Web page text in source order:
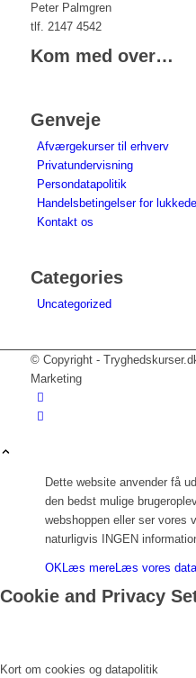
Peter Palmgren
tlf. 2147 4542
Kom med over…
Genveje
Afværgekurser til erhverv
Privatundervisning
Persondatapolitik
Handelsbetingelser for
Kontakt os
Categories
Uncategorized
© Copyright -
Marketing
Dette website anvender få
den bedst mulige
webshoppen eller ser vores
naturligvis INGEN
OKLæs mereLæs vores
Cookie and Privacy
Kort om cookies og datapolitik